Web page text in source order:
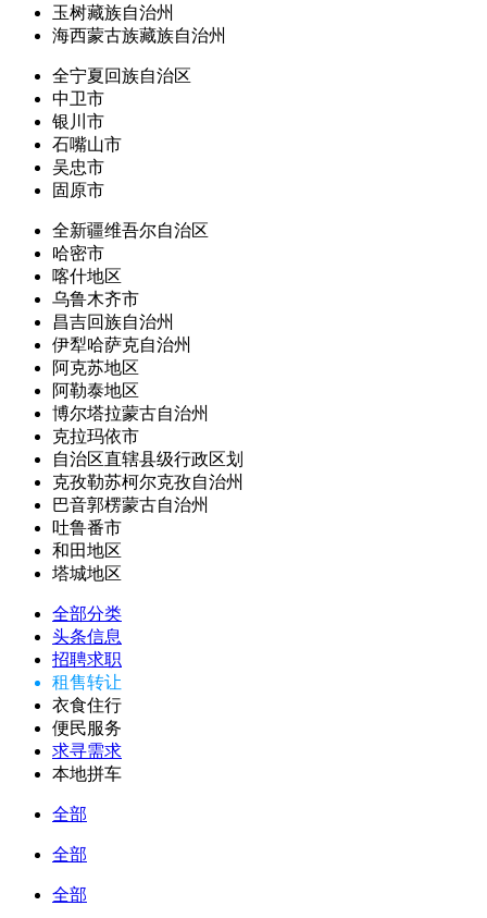
玉树藏族自治州
海西蒙古族藏族自治州
全宁夏回族自治区
中卫市
银川市
石嘴山市
吴忠市
固原市
全新疆维吾尔自治区
哈密市
喀什地区
乌鲁木齐市
昌吉回族自治州
伊犁哈萨克自治州
阿克苏地区
阿勒泰地区
博尔塔拉蒙古自治州
克拉玛依市
自治区直辖县级行政区划
克孜勒苏柯尔克孜自治州
巴音郭楞蒙古自治州
吐鲁番市
和田地区
塔城地区
全部分类
头条信息
招聘求职
租售转让
衣食住行
便民服务
求寻需求
本地拼车
全部
全部
全部